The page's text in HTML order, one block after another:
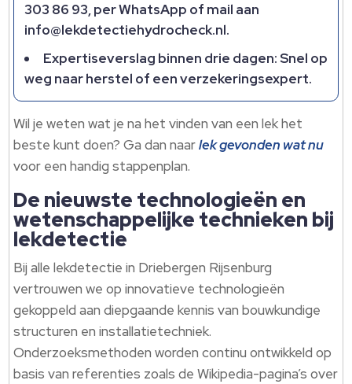
303 86 93, per WhatsApp of mail aan
info@lekdetectiehydrocheck.​nl.​
Expertiseverslag binnen drie dagen: Snel op
weg naar herstel of een verzekeringsexpert.​
Wil je weten wat je na het vinden van een lek het
beste kunt doen? Ga dan naarlek gevonden wat nu
voor een handig stappenplan.​
De nieuwste technologieën en
wetenschappelijke technieken bij
lekdetectie
Bij alle lekdetectie in Driebergen Rijsenburg
vertrouwen we op innovatieve technologieën
gekoppeld aan diepgaande kennis van bouwkundige
structuren en installatietechniek.​
Onderzoeksmethoden worden continu ontwikkeld op
basis van referenties zoals de Wikipedia-pagina’s over